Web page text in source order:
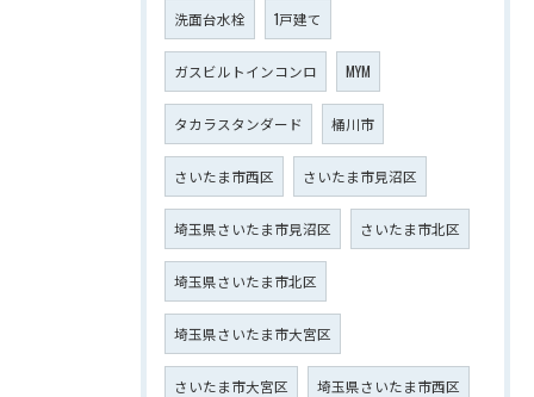
洗面台水栓 1戸建て
ガスビルトインコンロ MYM
タカラスタンダード 桶川市
さいたま市西区 さいたま市見沼区
埼玉県さいたま市見沼区 さいたま市北区
埼玉県さいたま市北区
埼玉県さいたま市大宮区
さいたま市大宮区 埼玉県さいたま市西区